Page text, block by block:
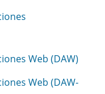
Web (DAW)
Web (DAW-